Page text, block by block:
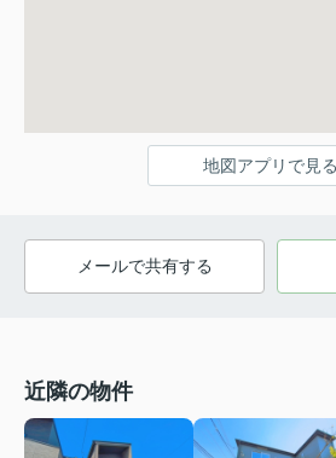
地図アプリで見る
メールで共有する
近隣の物件